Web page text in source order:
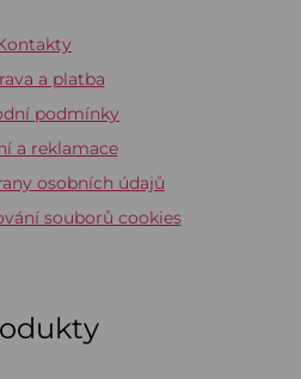
a platba
podmínky
a reklamace
osobních údajů
souborů cookies